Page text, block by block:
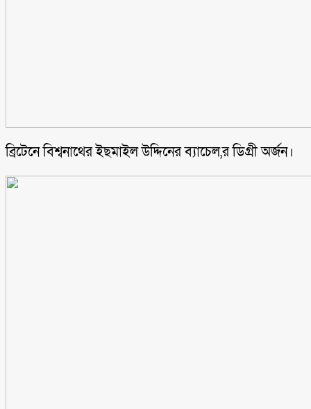
ব্রিটেনে বিশ্বনাথের ইছমাইল উদ্দিনের ব্যাচেল,র ডিগ্রী অর্জন।